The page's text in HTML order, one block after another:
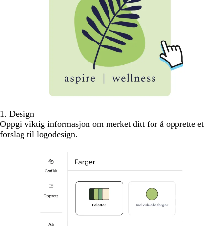
1. Design
Oppgi viktig informasjon om merket ditt for å opprette et
forslag til logodesign.